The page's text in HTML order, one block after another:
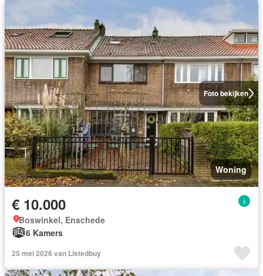
Foto bekijken
Woning
€ 10.000
Boswinkel, Enschede
6 Kamers
25 mei 2026 van Listedbuy